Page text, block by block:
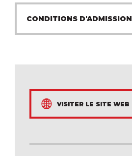
CONDITIONS D'ADMISSION
VISITER LE SITE WEB